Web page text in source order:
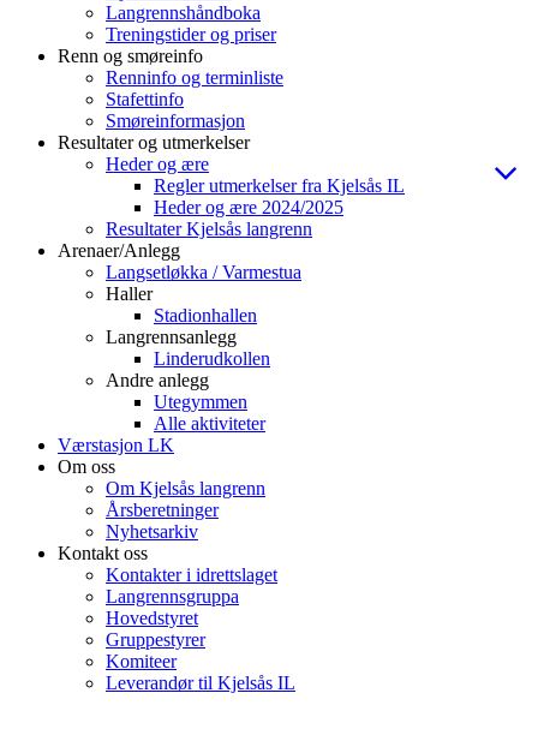
Langrennshåndboka
Treningstider og priser
Renn og smøreinfo
Renninfo og terminliste
Stafettinfo
Smøreinformasjon
Resultater og utmerkelser
Heder og ære
Regler utmerkelser fra Kjelsås IL
Heder og ære 2024/2025
Resultater Kjelsås langrenn
Arenaer/Anlegg
Langsetløkka / Varmestua
Haller
Stadionhallen
Langrennsanlegg
Linderudkollen
Andre anlegg
Utegymmen
Alle aktiviteter
Værstasjon LK
Om oss
Om Kjelsås langrenn
Årsberetninger
Nyhetsarkiv
Kontakt oss
Kontakter i idrettslaget
Langrennsgruppa
Hovedstyret
Gruppestyrer
Komiteer
Leverandør til Kjelsås IL